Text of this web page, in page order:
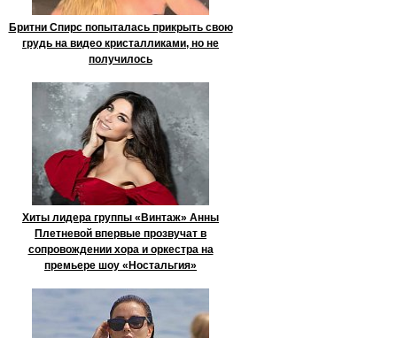
Бритни Спирс попыталась прикрыть свою
грудь на видео кристалликами, но не
получилось
Хиты лидера группы «Винтаж» Анны
Плетневой впервые прозвучат в
сопровождении хора и оркестра на
премьере шоу «Ностальгия»